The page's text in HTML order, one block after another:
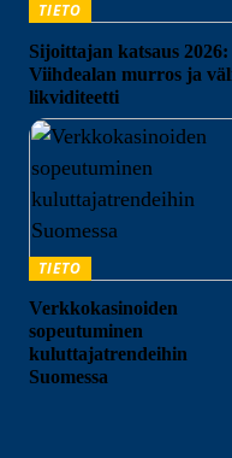
TIETO
Sijoittajan katsaus 2026:
Viihdealan murros ja
likviditeetti
TIETO
Verkkokasinoiden
sopeutuminen
kuluttajatrendeihin
Suomessa